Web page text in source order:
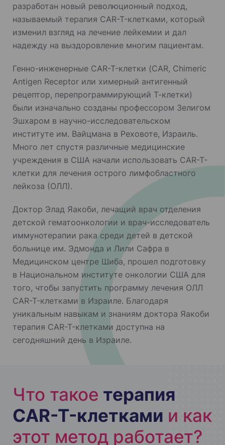
разработан новый революционный подход,
называемый терапия CAR-T-клетками, который
изменил взгляд на лечение лейкемии и дал
надежду на выздоровление многим пациентам.
Генно-инженерные CAR-T-клетки (CAR, Chimeric
Antigen Receptor или химерный антигенный
рецептор, перепрограммирующий Т-клетки)
были изначально созданы профессором Зелигом
Эшхаром в научно-исследовательском
институте им. Вайцмана в Реховоте, Израиль.
Много лет спустя различные медицинские
учреждения в США начали использовать CAR-T-
клетки для лечения острого лимфобластного
лейкоза (ОЛЛ).
Доктор Элад Яакоби, лечащий врач отделения
детской гематоонкологии и врач-исследователь
иммунотерапии рака среди детей в детской
больнице им. Эдмонда и Лили Сафра в
Медицинском центре Шиба, прошел подготовку
в Национальном институте онкологии США для
того, чтобы запустить программу лечения ОЛЛ
CAR-T-клетками в Израиле. Благодаря
уникальным навыкам и знаниям доктора Яакоби
терапия CAR-T-клетками доступна на
сегодняшний день в Израиле.
Что такое терапия
CAR-T-клетками и как
этот метод работает?